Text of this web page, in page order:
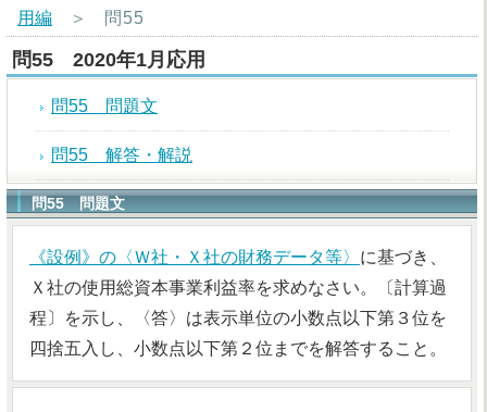
用編 ＞ 問55
問55 2020年1月応用
問55 問題文
問55 解答・解説
問55 問題文
《設例》の〈Ｗ社・Ｘ社の財務データ等〉 に基づき、
Ｘ社の使用総資本事業利益率を求めなさい。〔計算過
程〕を示し、〈答〉は表示単位の小数点以下第３位を
四捨五入し、小数点以下第２位までを解答すること。